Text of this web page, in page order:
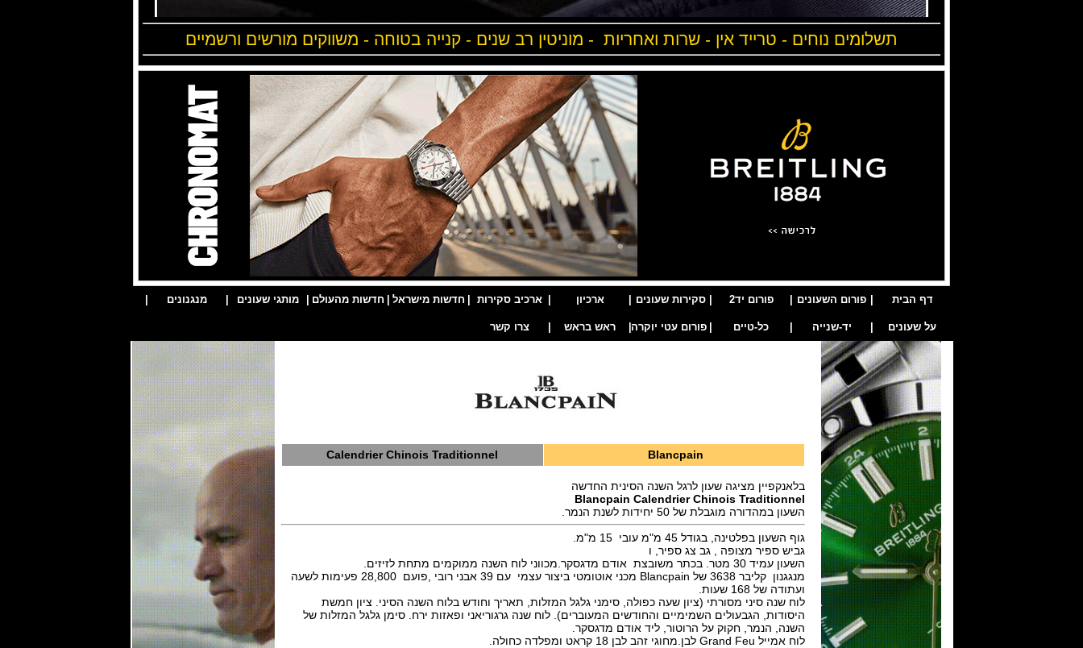
תשלומים נוחים - טרייד אין - שרות ואחריות - מוניטין רב שנים - קנייה בטוחה - משווקים מורשים ורשמיים
דף הבית פורום השעונים פורום יד2 סקירות שעונים ארכיון ארכיב סקירות חדשות מישראל חדשות מהעולם מותגי שעונים מנגנונים
על שעונים יד-שנייה כל-טיים פורום עטי יוקרה ראש בראש צרו קשר
Blancpain
Calendrier Chinois Traditionnel
בלאנקפיין מציגה שעון לרגל השנה הסינית החדשה
Blancpain Calendrier Chinois Traditionnel
השעון במהדורה מוגבלת של 50 יחידות לשנת הנמר.
גוף השעון בפלטינה, בגודל 45 מ"מ עובי 15 מ"מ.
גביש ספיר מצופה , גב צג ספיר, ו
השעון עמיד 30 מטר. בכתר משובצת אודם מדגסקר.מכווני לוח השנה ממוקמים מתחת לזיזים.
מנגגנון קליבר 3638 של Blancpain מכני אוטומטי ביצור עצמי עם 39 אבני רובי ,פועם 28,800 פעימות לשעה
ועתודה של 168 שעות.
לוח שנה סיני מסורתי (ציון שעה כפולה, סימני גלגל המזלות, תאריך וחודש בלוח השנה הסיני. ציון חמשת
היסודות, הגבעולים השמימיים והחודשים המעוברים). לוח שנה גרגוריאני ופאזות ירח. סימן גלגל המזלות של
השנה, הנמר, חקוק על הרוטור, ליד אודם מדגסקר.
לוח אמייל Grand Feu לבן.מחוגי זהב לבן 18 קראט ומפלדה כחולה.